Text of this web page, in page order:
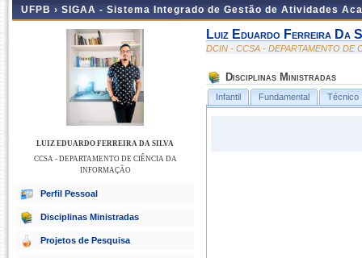
UFPB › SIGAA - Sistema Integrado de Gestão de Atividades
LUIZ EDUARDO FERREIRA DA SILVA
CCSA - DEPARTAMENTO DE CIÊNCIA DA
INFORMAÇÃO
Perfil Pessoal
Disciplinas Ministradas
Projetos de Pesquisa
Luiz Eduardo Ferreira Da
DCIN - CCSA - DEPARTAMENTO DE
Disciplinas Ministradas
Infantil Fundamental Técnico